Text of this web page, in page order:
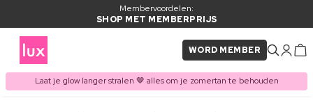
Membervoordelen:
SHOP MET MEMBERPRIJS
WORD MEMBER
Laat je glow langer stralen 🤎 alles om je zomertan te behouden